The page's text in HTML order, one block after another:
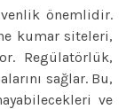
önemlidir.
kumar siteleri,
Regülatörlük,
sağlar. Bu,
ve